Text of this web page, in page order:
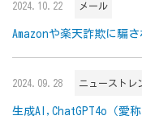
2024.10.22 メール
Amazonや楽天詐欺に騙
2024.09.28 ニューストレ
生成AI,ChatGPT4o（愛